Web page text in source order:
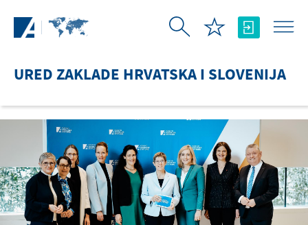
URED ZAKLADE HRVATSKA I SLOVENIJA